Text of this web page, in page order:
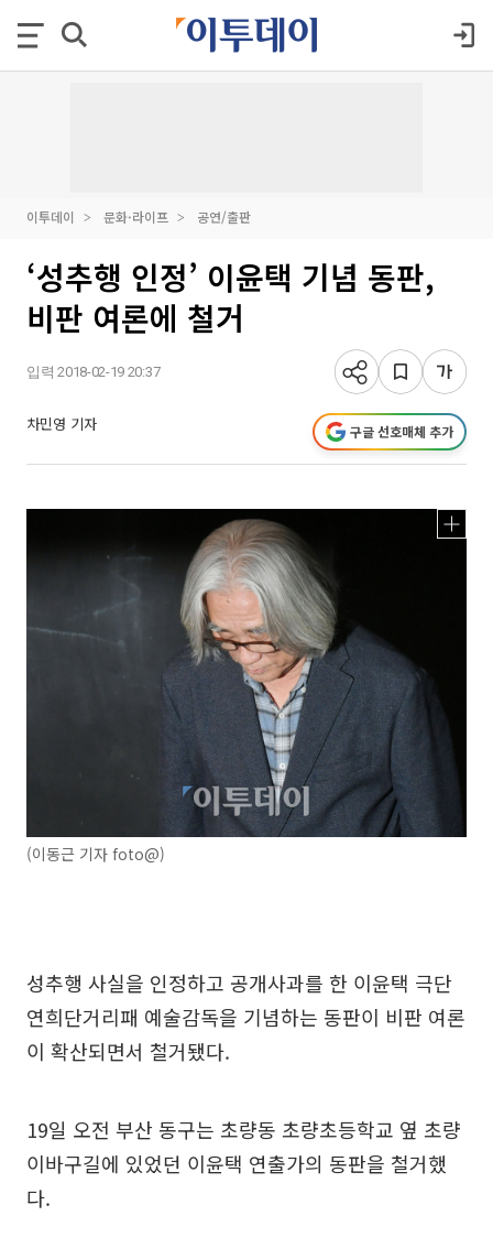
이투데이 문화·라이프 공연/출판
‘성추행 인정’ 이윤택 기념 동판,
비판 여론에 철거
입력 2018-02-19 20:37
차민영 기자 구글 선호매체 추가
(이동근 기자 foto@)
성추행 사실을 인정하고 공개사과를 한 이윤택 극단
연희단거리패 예술감독을 기념하는 동판이 비판 여론
이 확산되면서 철거됐다.
19일 오전 부산 동구는 초량동 초량초등학교 옆 초량
이바구길에 있었던 이윤택 연출가의 동판을 철거했
다.